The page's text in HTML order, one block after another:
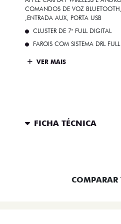
COMANDOS DE VOZ
,ENTRADA AUX, PORTA USB
CLUSTER DE 7" FULL DIGITAL
FAROIS COM SISTEMA DRL
VER MAIS
FICHA TÉCNICA
COMPARAR